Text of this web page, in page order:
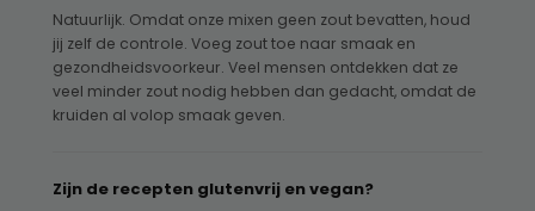
Natuurlijk. Omdat onze mixen geen zout bevatten, houd
jij zelf de controle. Voeg zout toe naar smaak en
gezondheidsvoorkeur. Veel mensen ontdekken dat ze
veel minder zout nodig hebben dan gedacht, omdat de
kruiden al volop smaak geven.
Zijn de recepten glutenvrij en vegan?